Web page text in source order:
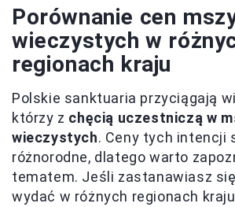
Porównanie cen
wieczystych w
regionach kraju
Polskie sanktuaria przyciągają
którzy z chęcią uczestniczą w
wieczystych. Ceny tych intencji
różnorodne, dlatego warto
tematem. Jeśli zastanawiasz
wydać w różnych regionach